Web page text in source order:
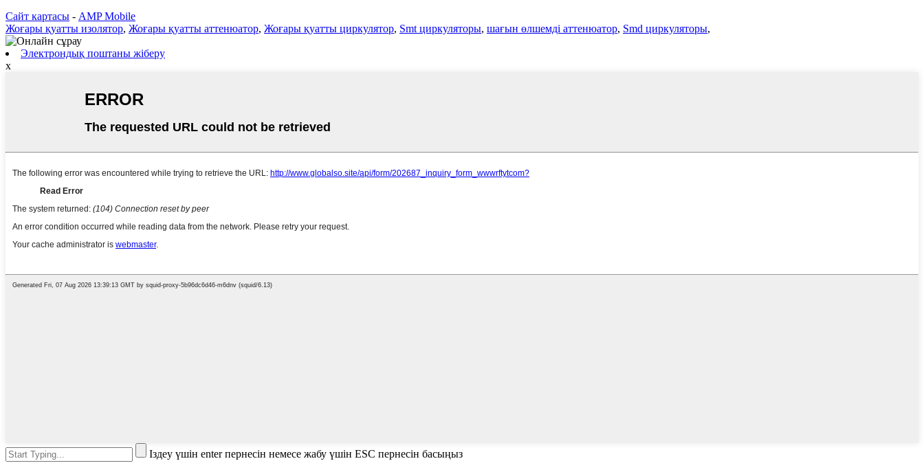
Сайт картасы - AMP Mobile
Жоғары қуатты изолятор, Жоғары қуатты аттенюатор, Жоғары қуатты циркулятор, Smt циркуляторы, шағын өлшемді аттенюатор, Smd циркуляторы,
Электрондық поштаны жіберу
x
Іздеу үшін enter пернесін немесе жабу үшін ESC пернесін басыңыз